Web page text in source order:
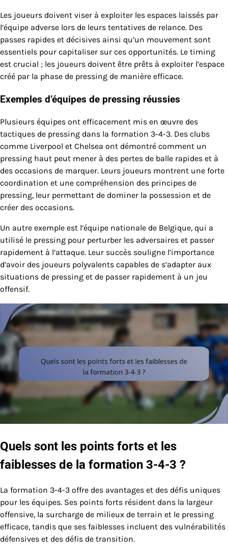
Les joueurs doivent viser à exploiter les espaces laissés par
l’équipe adverse lors de leurs tentatives de relance. Des
passes rapides et décisives ainsi qu’un mouvement sont
essentiels pour capitaliser sur ces opportunités. Le timing
est crucial ; les joueurs doivent être prêts à exploiter l’espace
créé par la phase de pressing de manière efficace.
Exemples d’équipes de pressing réussies
Plusieurs équipes ont efficacement mis en œuvre des
tactiques de pressing dans la formation 3-4-3. Des clubs
comme Liverpool et Chelsea ont démontré comment un
pressing haut peut mener à des pertes de balle rapides et à
des occasions de marquer. Leurs joueurs montrent une forte
coordination et une compréhension des principes de
pressing, leur permettant de dominer la possession et de
créer des occasions.
Un autre exemple est l’équipe nationale de Belgique, qui a
utilisé le pressing pour perturber les adversaires et passer
rapidement à l’attaque. Leur succès souligne l’importance
d’avoir des joueurs polyvalents capables de s’adapter aux
situations de pressing et de passer rapidement à un jeu
offensif.
Quels sont les points forts et les
faiblesses de la formation 3-4-3 ?
La formation 3-4-3 offre des avantages et des défis uniques
pour les équipes. Ses points forts résident dans la largeur
offensive, la surcharge de milieux de terrain et le pressing
efficace, tandis que ses faiblesses incluent des vulnérabilités
défensives et des défis de transition.